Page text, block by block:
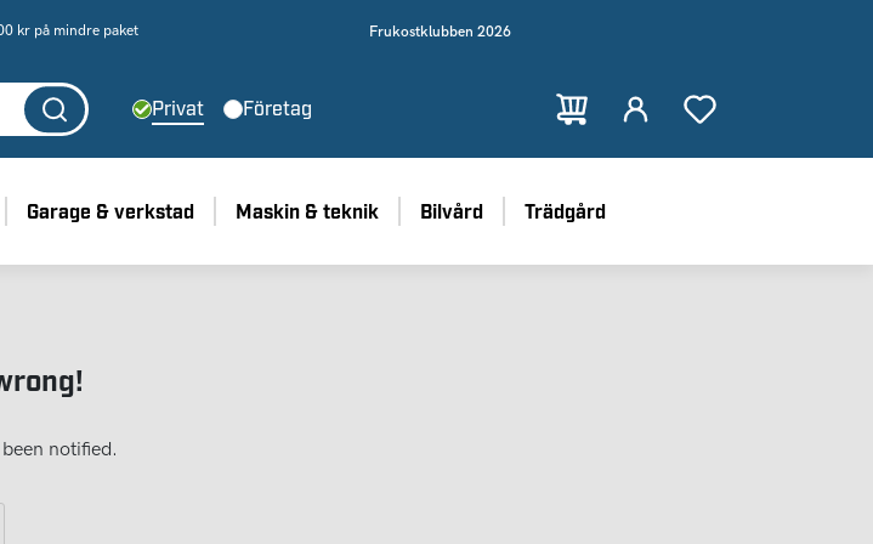
kr på mindre paket Frukostklubben 2026
Privat Företag
Garage & verkstad Maskin & teknik Bilvård Trädgård
notified.